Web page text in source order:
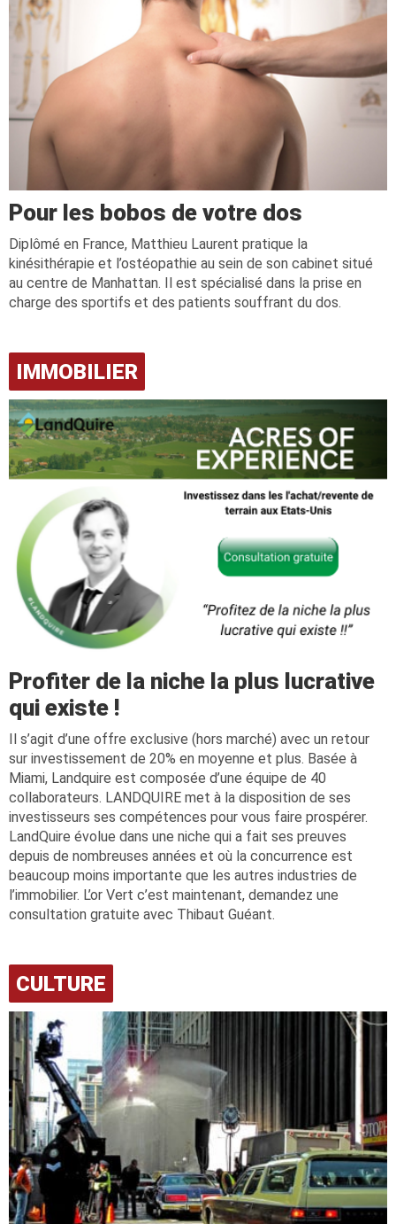
Pour les bobos de votre dos
Diplômé en France, Matthieu Laurent pratique la
kinésithérapie et l’ostéopathie au sein de son cabinet situé
au centre de Manhattan. Il est spécialisé dans la prise en
charge des sportifs et des patients souffrant du dos.
IMMOBILIER
Profiter de la niche la plus lucrative
qui existe !
Il s’agit d’une offre exclusive (hors marché) avec un retour
sur investissement de 20% en moyenne et plus. Basée à
Miami, Landquire est composée d’une équipe de 40
collaborateurs. LANDQUIRE met à la disposition de ses
investisseurs ses compétences pour vous faire prospérer.
LandQuire évolue dans une niche qui a fait ses preuves
depuis de nombreuses années et où la concurrence est
beaucoup moins importante que les autres industries de
l’immobilier. L’or Vert c’est maintenant, demandez une
consultation gratuite avec Thibaut Guéant.
CULTURE